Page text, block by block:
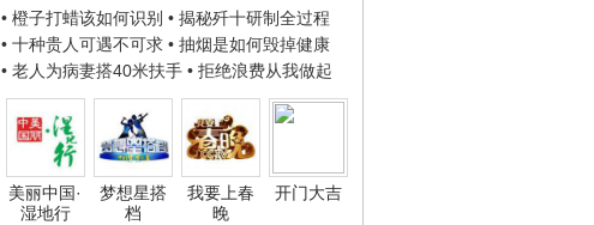
• 橙子打蜡该如何识别 • 揭秘歼十研制全过程
• 十种贵人可遇不可求 • 抽烟是如何毁掉健康
• 老人为病妻搭40米扶手 • 拒绝浪费从我做起
美丽中国·
湿地行
梦想星搭
档
我要上春
晚
开门大吉